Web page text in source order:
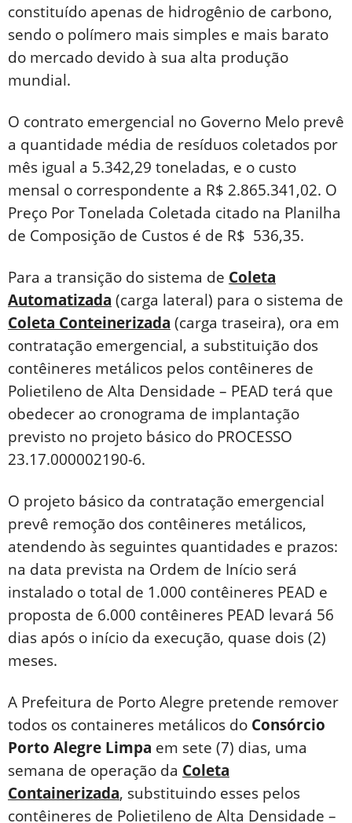
constituído apenas de hidrogênio de carbono,
sendo o polímero mais simples e mais barato
do mercado devido à sua alta produção
mundial.
O contrato emergencial no Governo Melo prevê
a quantidade média de resíduos coletados por
mês igual a 5.342,29 toneladas, e o custo
mensal o correspondente a R$ 2.865.341,02. O
Preço Por Tonelada Coletada citado na Planilha
de Composição de Custos é de R$ 536,35.
Para a transição do sistema de Coleta
Automatizada (carga lateral) para o sistema de
Coleta Conteinerizada (carga traseira), ora em
contratação emergencial, a substituição dos
contêineres metálicos pelos contêineres de
Polietileno de Alta Densidade – PEAD terá que
obedecer ao cronograma de implantação
previsto no projeto básico do PROCESSO
23.17.000002190-6.
O projeto básico da contratação emergencial
prevê remoção dos contêineres metálicos,
atendendo às seguintes quantidades e prazos:
na data prevista na Ordem de Início será
instalado o total de 1.000 contêineres PEAD e
proposta de 6.000 contêineres PEAD levará 56
dias após o início da execução, quase dois (2)
meses.
A Prefeitura de Porto Alegre pretende remover
todos os containeres metálicos do Consórcio
Porto Alegre Limpa em sete (7) dias, uma
semana de operação da Coleta
Containerizada, substituindo esses pelos
contêineres de Polietileno de Alta Densidade –